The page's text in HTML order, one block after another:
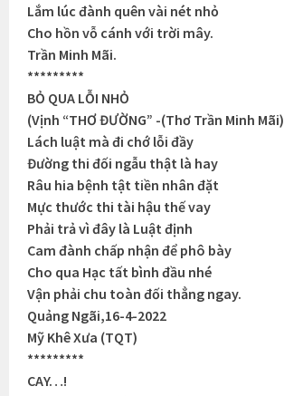
Lắm lúc đành quên vài nét nhỏ
Cho hồn vỗ cánh với trời mây.
Trần Minh Mãi.
*********
BỎ QUA LỖI NHỎ
(Vịnh “THƠ ĐƯỜNG” -(Thơ Trần Minh Mãi)
Lách luật mà đi chớ lỗi đầy
Đường thi đối ngẫu thật là hay
Râu hia bệnh tật tiền nhân đặt
Mực thước thi tài hậu thế vay
Phải trả vì đây là Luật định
Cam đành chấp nhận để phô bày
Cho qua Hạc tất bình đầu nhé
Vận phải chu toàn đối thẳng ngay.
Quảng Ngãi,16-4-2022
Mỹ Khê Xưa (TQT)
*********
CAY…!